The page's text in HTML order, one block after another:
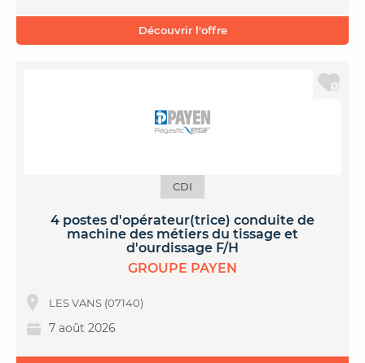
Découvrir l'offre
CDI
4 postes d'opérateur(trice) conduite de
machine des métiers du tissage et
d'ourdissage F/H
GROUPE PAYEN
LES VANS (07140)
7 août 2026